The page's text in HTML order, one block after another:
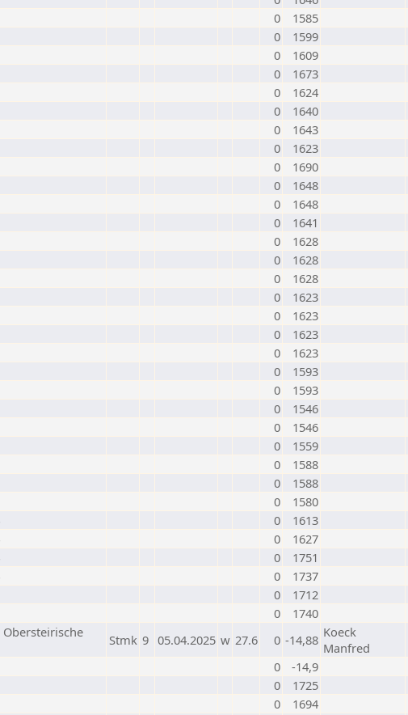
0
1585
0
1599
0
1609
0
1673
0
1624
0
1640
0
1643
0
1623
0
1690
0
1648
0
1648
0
1641
0
1628
0
1628
0
1628
0
1623
0
1623
0
1623
0
1623
0
1593
0
1593
0
1546
0
1546
0
1559
0
1588
0
1588
0
1580
0
1613
0
1627
0
1751
0
1737
0
1712
0
1740
Obersteirische
Stmk 9 05.04.2025 w 27.6 0 -14,88 Koeck
Manfred
0
-14,9
0
1725
0
1694